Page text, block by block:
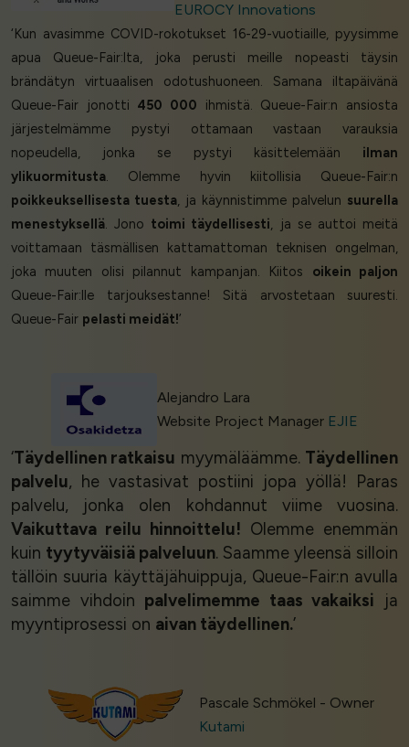
EUROCY Innovations
‘Kun avasimme COVID-rokotukset 16-29-vuotiaille, pyysimme
apua Queue-Fair:lta, joka perusti meille nopeasti täysin
brändätyn virtuaalisen odotushuoneen. Samana iltapäivänä
Queue-Fair jonotti 450 000 ihmistä. Queue-Fair:n ansiosta
järjestelmämme pystyi ottamaan vastaan varauksia
nopeudella, jonka se pystyi käsittelemään ilman
ylikuormitusta. Olemme hyvin kiitollisia Queue-Fair:n
poikkeuksellisesta tuesta, ja käynnistimme palvelun suurella
menestyksellä. Jono toimi täydellisesti, ja se auttoi meitä
voittamaan täsmällisen kattamattoman teknisen ongelman,
joka muuten olisi pilannut kampanjan. Kiitos oikein paljon
Queue-Fair:lle tarjouksestanne! Sitä arvostetaan suuresti.
Queue-Fair pelasti meidät!’
Alejandro Lara
Website Project Manager EJIE
‘Täydellinen ratkaisu myymäläämme. Täydellinen
palvelu, he vastasivat postiini jopa yöllä! Paras
palvelu, jonka olen kohdannut viime vuosina.
Vaikuttava reilu hinnoittelu! Olemme enemmän
kuin tyytyväisiä palveluun. Saamme yleensä silloin
tällöin suuria käyttäjähuippuja, Queue-Fair:n avulla
saimme vihdoin palvelimemme taas vakaiksi ja
myyntiprosessi on aivan täydellinen.’
Pascale Schmökel - Owner
Kutami